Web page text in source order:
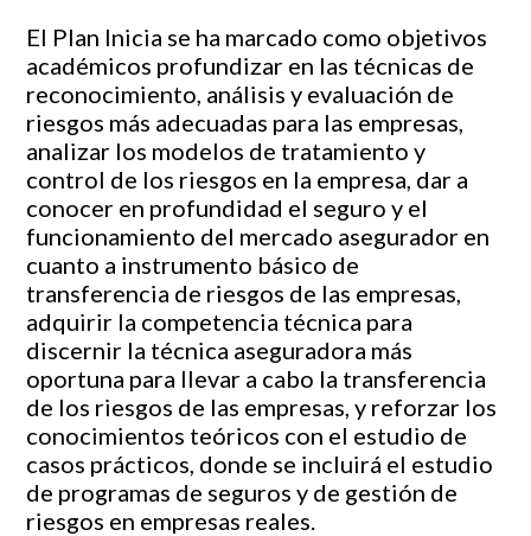
El Plan Inicia se ha marcado como objetivos
académicos profundizar en las técnicas de
reconocimiento, análisis y evaluación de
riesgos más adecuadas para las empresas,
analizar los modelos de tratamiento y
control de los riesgos en la empresa, dar a
conocer en profundidad el seguro y el
funcionamiento del mercado asegurador en
cuanto a instrumento básico de
transferencia de riesgos de las empresas,
adquirir la competencia técnica para
discernir la técnica aseguradora más
oportuna para llevar a cabo la transferencia
de los riesgos de las empresas, y reforzar los
conocimientos teóricos con el estudio de
casos prácticos, donde se incluirá el estudio
de programas de seguros y de gestión de
riesgos en empresas reales.